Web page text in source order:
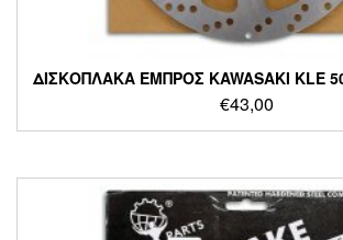
ΔΙΣΚΟΠΛΑΚΑ ΕΜΠΡΟΣ KAWASAKI KLE
€43,00